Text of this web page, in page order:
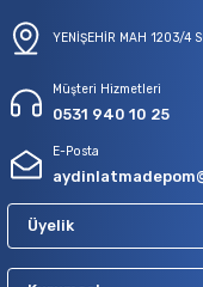
YENİŞEHİR MAH 1203/4
Müşteri Hizmetleri
0531 940 10 25
E-Posta
Üyelik